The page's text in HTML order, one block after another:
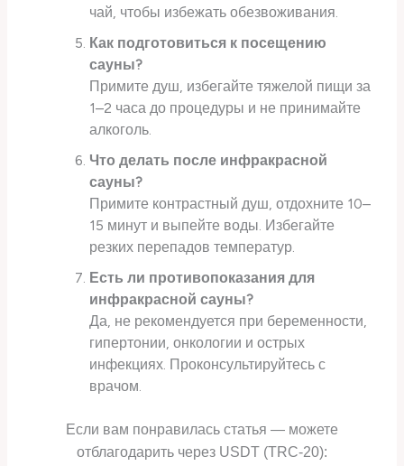
чай, чтобы избежать обезвоживания.
Как подготовиться к посещению
сауны?
Примите душ, избегайте тяжелой пищи за
1–2 часа до процедуры и не принимайте
алкоголь.
Что делать после инфракрасной
сауны?
Примите контрастный душ, отдохните 10–
15 минут и выпейте воды. Избегайте
резких перепадов температур.
Есть ли противопоказания для
инфракрасной сауны?
Да, не рекомендуется при беременности,
гипертонии, онкологии и острых
инфекциях. Проконсультируйтесь с
врачом.
Если вам понравилась статья — можете
отблагодарить через USDT (TRC-20):